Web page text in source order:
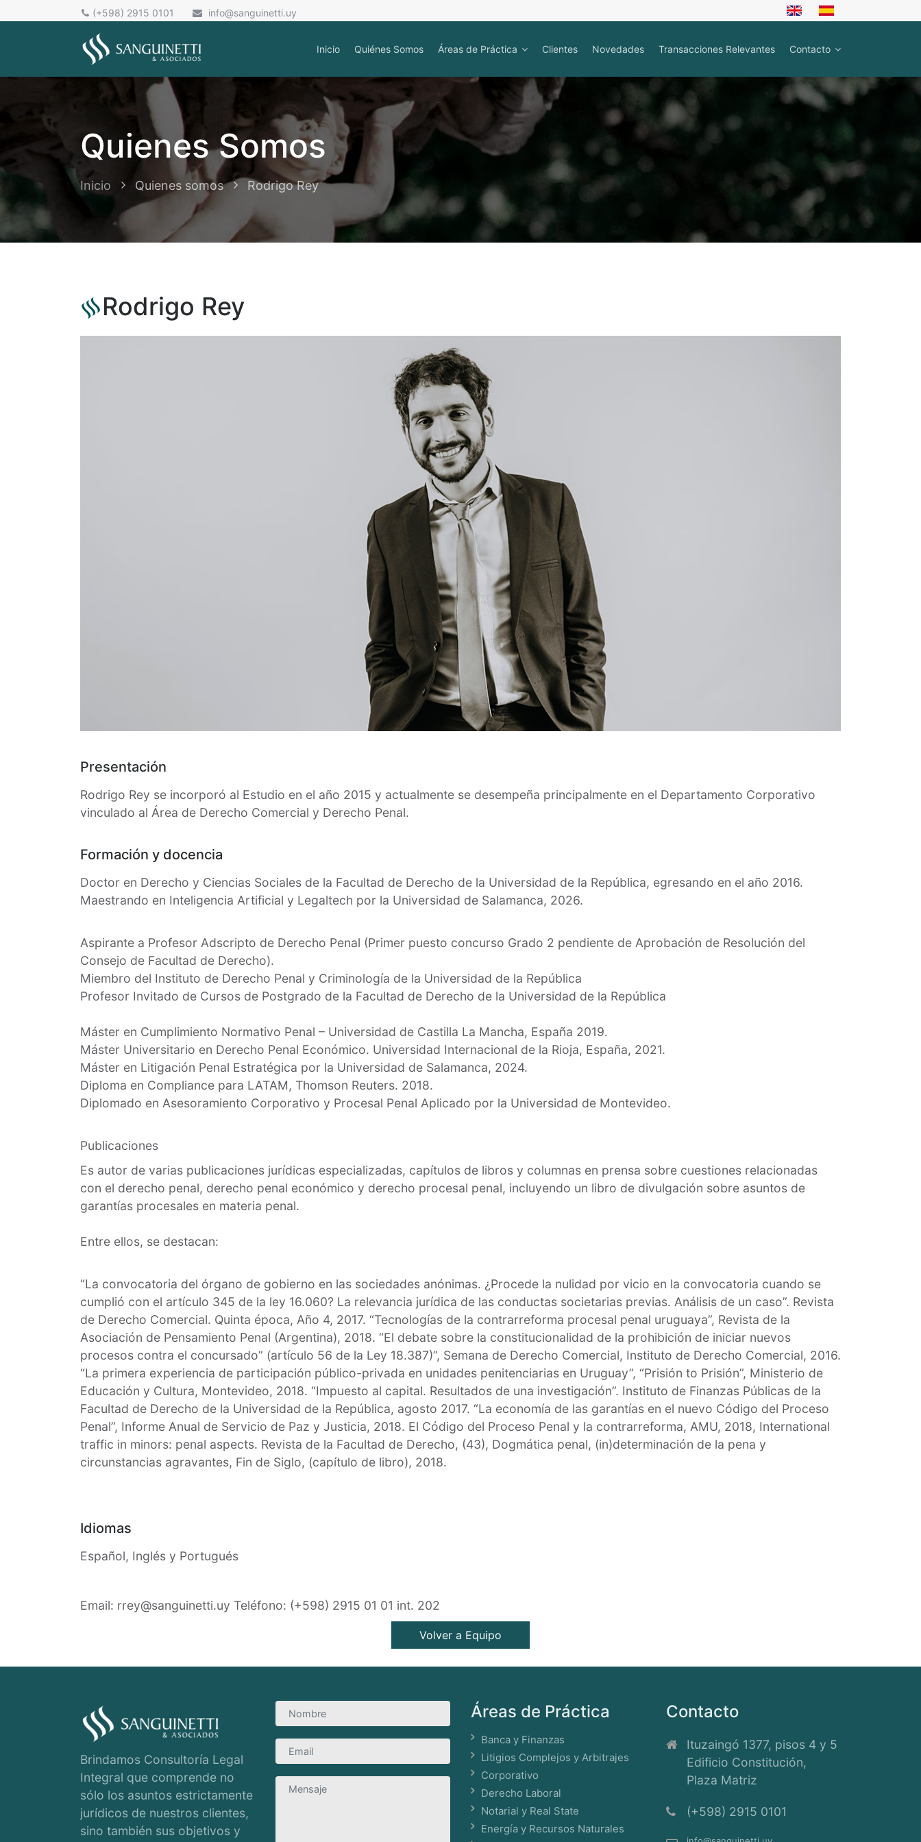
(+598) 2915 0101 info@sanguinetti.uy
Inicio Quiénes Somos Áreas de Práctica Clientes Novedades Transacciones Relevantes Contacto
Quienes Somos
Inicio Quienes somos Rodrigo Rey
Rodrigo Rey
Presentación
Rodrigo Rey se incorporó al Estudio en el año 2015 y actualmente se desempeña principalmente en el Departamento Corporativo
vinculado al Área de Derecho Comercial y Derecho Penal.
Formación y docencia
Doctor en Derecho y Ciencias Sociales de la Facultad de Derecho de la Universidad de la República, egresando en el año 2016.
Maestrando en Inteligencia Artificial y Legaltech por la Universidad de Salamanca, 2026.
Aspirante a Profesor Adscripto de Derecho Penal (Primer puesto concurso Grado 2 pendiente de Aprobación de Resolución del
Consejo de Facultad de Derecho).
Miembro del Instituto de Derecho Penal y Criminología de la Universidad de la República
Profesor Invitado de Cursos de Postgrado de la Facultad de Derecho de la Universidad de la República
Máster en Cumplimiento Normativo Penal – Universidad de Castilla La Mancha, España 2019.
Máster Universitario en Derecho Penal Económico. Universidad Internacional de la Rioja, España, 2021.
Máster en Litigación Penal Estratégica por la Universidad de Salamanca, 2024.
Diploma en Compliance para LATAM, Thomson Reuters. 2018.
Diplomado en Asesoramiento Corporativo y Procesal Penal Aplicado por la Universidad de Montevideo.
Publicaciones
Es autor de varias publicaciones jurídicas especializadas, capítulos de libros y columnas en prensa sobre cuestiones relacionadas
con el derecho penal, derecho penal económico y derecho procesal penal, incluyendo un libro de divulgación sobre asuntos de
garantías procesales en materia penal.
Entre ellos, se destacan:
“La convocatoria del órgano de gobierno en las sociedades anónimas. ¿Procede la nulidad por vicio en la convocatoria cuando se
cumplió con el artículo 345 de la ley 16.060? La relevancia jurídica de las conductas societarias previas. Análisis de un caso”. Revista
de Derecho Comercial. Quinta época, Año 4, 2017. “Tecnologías de la contrarreforma procesal penal uruguaya”, Revista de la
Asociación de Pensamiento Penal (Argentina), 2018. “El debate sobre la constitucionalidad de la prohibición de iniciar nuevos
procesos contra el concursado” (artículo 56 de la Ley 18.387)”, Semana de Derecho Comercial, Instituto de Derecho Comercial, 2016.
“La primera experiencia de participación público-privada en unidades penitenciarias en Uruguay”, “Prisión to Prisión”, Ministerio de
Educación y Cultura, Montevideo, 2018. “Impuesto al capital. Resultados de una investigación”. Instituto de Finanzas Públicas de la
Facultad de Derecho de la Universidad de la República, agosto 2017. “La economía de las garantías en el nuevo Código del Proceso
Penal”, Informe Anual de Servicio de Paz y Justicia, 2018. El Código del Proceso Penal y la contrarreforma, AMU, 2018, International
traffic in minors: penal aspects. Revista de la Facultad de Derecho, (43), Dogmática penal, (in)determinación de la pena y
circunstancias agravantes, Fin de Siglo, (capítulo de libro), 2018.
Idiomas
Español, Inglés y Portugués
Email: rrey@sanguinetti.uy Teléfono: (+598) 2915 01 01 int. 202
Volver a Equipo
Brindamos Consultoría Legal
Integral que comprende no
sólo los asuntos estrictamente
jurídicos de nuestros clientes,
sino también sus objetivos y
Áreas de Práctica
Banca y Finanzas
Litigios Complejos y Arbitrajes
Corporativo
Derecho Laboral
Notarial y Real State
Energía y Recursos Naturales
Contacto
Ituzaingó 1377, pisos 4 y 5
Edificio Constitución,
Plaza Matriz
(+598) 2915 0101